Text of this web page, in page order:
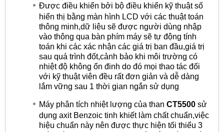
Được điều khiển bởi bộ điều khiển kỹ thuật số
hiển thị bằng màn hình LCD với các thuật toán
thông minh,dữ liệu sẽ được người dùng nhập
vào thông qua bàn phím máy sẽ tự động tính
toán khi các xác nhận các giá trị ban đầu,giá trị
sau quá trình đốt,cảnh bảo khi môi trường có
nhiệt độ không ổn đinh do đó mọi thao tác đối
với kỹ thuật viên đều rất đơn giản và dễ dàng
lắm vững sau 1 thời gian ngắn sử dụng
Máy phân tích nhiệt lượng của than CT5500 sử
dụng axit Benzoic tinh khiết làm chất chuẩn,việc
hiệu chuẩn này nên được thực hiện tối thiểu 3